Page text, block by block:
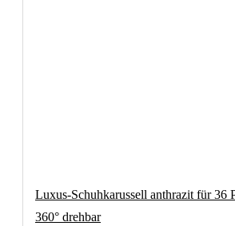
Luxus-Schuhkarussell anthrazit für 36
360° drehbar